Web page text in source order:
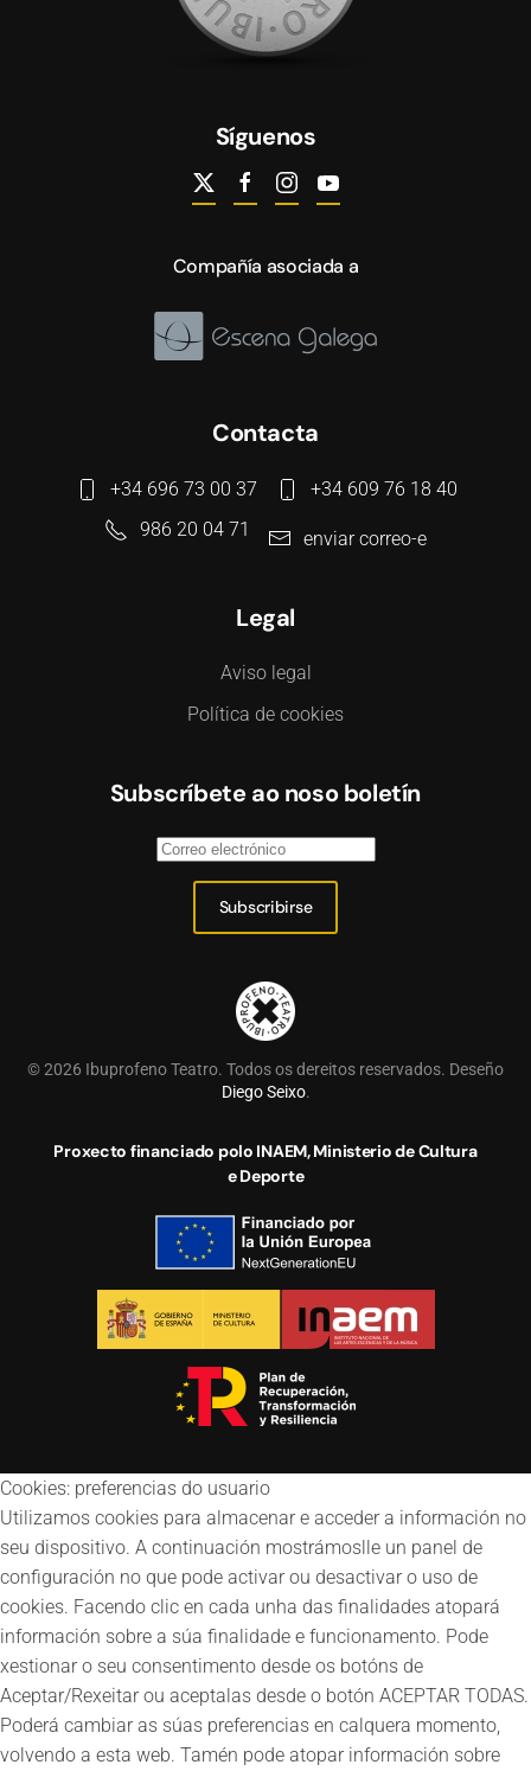
Síguenos
Compañía asociada a
Contacta
+34 696 73 00 37
+34 609 76 18 40
986 20 04 71
enviar correo-e
Legal
Aviso legal
Política de cookies
Subscríbete ao noso boletín
Subscribirse
©2026 Ibuprofeno Teatro. Todos os dereitos reservados. Deseño
Diego Seixo.
Proxecto financiado polo INAEM, Ministerio de Cultura
e Deporte
Cookies: preferencias do usuario
Utilizamos cookies para almacenar e acceder a información no
seu dispositivo. A continuación mostrámoslle un panel de
configuración no que pode activar ou desactivar o uso de
cookies. Facendo clic en cada unha das finalidades atopará
información sobre a súa finalidade e funcionamento. Pode
xestionar o seu consentimento desde os botóns de
Aceptar/Rexeitar ou aceptalas desde o botón ACEPTAR TODAS.
Poderá cambiar as súas preferencias en calquera momento,
volvendo a esta web. Tamén pode atopar información sobre